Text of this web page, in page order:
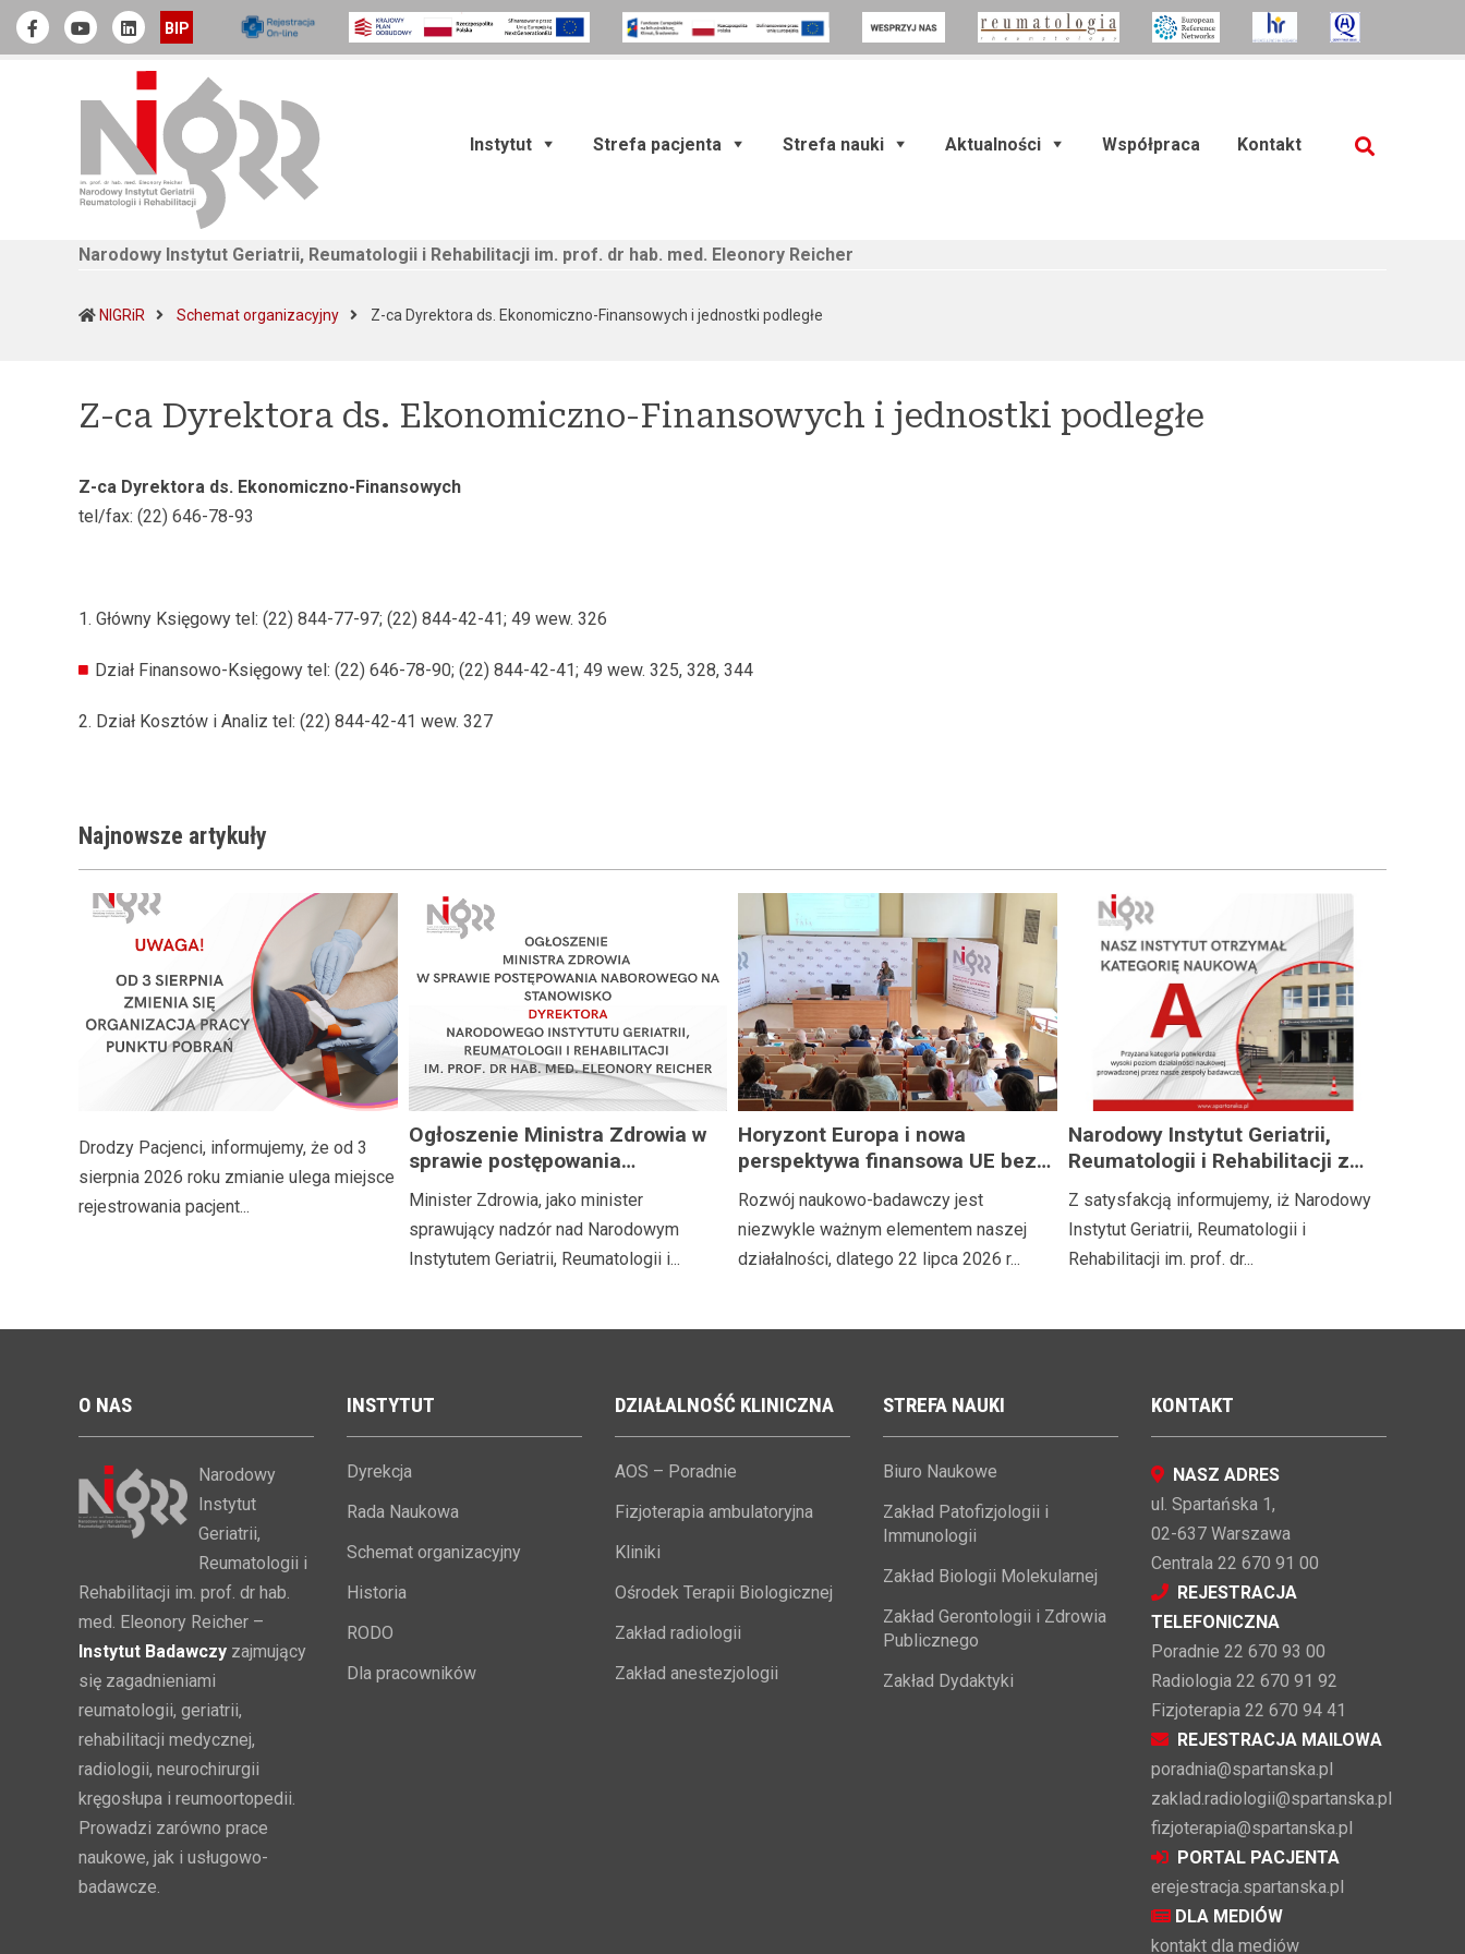
Narodowy Instytut Geriatrii, Reumatologii i Rehabilitacji
Instytut Strefa pacjenta Strefa nauki Aktualności Współpraca Kontakt
Narodowy Instytut Geriatrii, Reumatologii i Rehabilitacji im. prof. dr hab. med. Eleonory Reicher
NIGRiR Schemat organizacyjny Z-ca Dyrektora ds. Ekonomiczno-Finansowych i jednostki podległe
Z-ca Dyrektora ds. Ekonomiczno-Finansowych i jednostki podległe
Z-ca Dyrektora ds. Ekonomiczno-Finansowych
tel/fax: (22) 646-78-93
1. Główny Księgowy tel: (22) 844-77-97; (22) 844-42-41; 49 wew. 326
Dział Finansowo-Księgowy tel: (22) 646-78-90; (22) 844-42-41; 49 wew. 325, 328, 344
2. Dział Kosztów i Analiz tel: (22) 844-42-41 wew. 327
Najnowsze artykuły
Drodzy Pacjenci, informujemy, że od 3
sierpnia 2026 roku zmianie ulega miejsce
rejestrowania pacjent...
Ogłoszenie Ministra Zdrowia w
sprawie postępowania
naborowego na stanowisko
Dyrektora Narodowego Instytutu
Geriatrii, Reumatologii i
Rehabilitacji im. prof. dr hab.
Minister Zdrowia, jako minister
sprawujący nadzór nad Narodowym
Instytutem Geriatrii, Reumatologii i...
Horyzont Europa i nowa
perspektywa finansowa UE bez
tajemnic
Rozwój naukowo-badawczy jest
niezwykle ważnym elementem naszej
działalności, dlatego 22 lipca 2026 r...
Narodowy Instytut Geriatrii,
Reumatologii i Rehabilitacji z
kategorią naukową A!
Z satysfakcją informujemy, iż Narodowy
Instytut Geriatrii, Reumatologii i
Rehabilitacji im. prof. dr...
O NAS
Narodowy
Instytut
Geriatrii,
Reumatologii i
Rehabilitacji im. prof. dr hab.
med. Eleonory Reicher –
Instytut Badawczy zajmujący
się zagadnieniami
reumatologii, geriatrii,
rehabilitacji medycznej,
radiologii, neurochirurgii
kręgosłupa i reumoortopedii.
Prowadzi zarówno prace
naukowe, jak i usługowo-
badawcze.
INSTYTUT
Dyrekcja
Rada Naukowa
Schemat organizacyjny
Historia
RODO
Dla pracowników
DZIAŁALNOŚĆ KLINICZNA
AOS – Poradnie
Fizjoterapia ambulatoryjna
Kliniki
Ośrodek Terapii Biologicznej
Zakład radiologii
Zakład anestezjologii
STREFA NAUKI
Biuro Naukowe
Zakład Patofizjologii i
Immunologii
Zakład Biologii Molekularnej
Zakład Gerontologii i Zdrowia
Publicznego
Zakład Dydaktyki
KONTAKT
NASZ ADRES
ul. Spartańska 1,
02-637 Warszawa
Centrala 22 670 91 00
REJESTRACJA
TELEFONICZNA
Poradnie 22 670 93 00
Radiologia 22 670 91 92
Fizjoterapia 22 670 94 41
REJESTRACJA MAILOWA
poradnia@spartanska.pl
zaklad.radiologii@spartanska.pl
fizjoterapia@spartanska.pl
PORTAL PACJENTA
erejestracja.spartanska.pl
DLA MEDIÓW
kontakt dla mediów